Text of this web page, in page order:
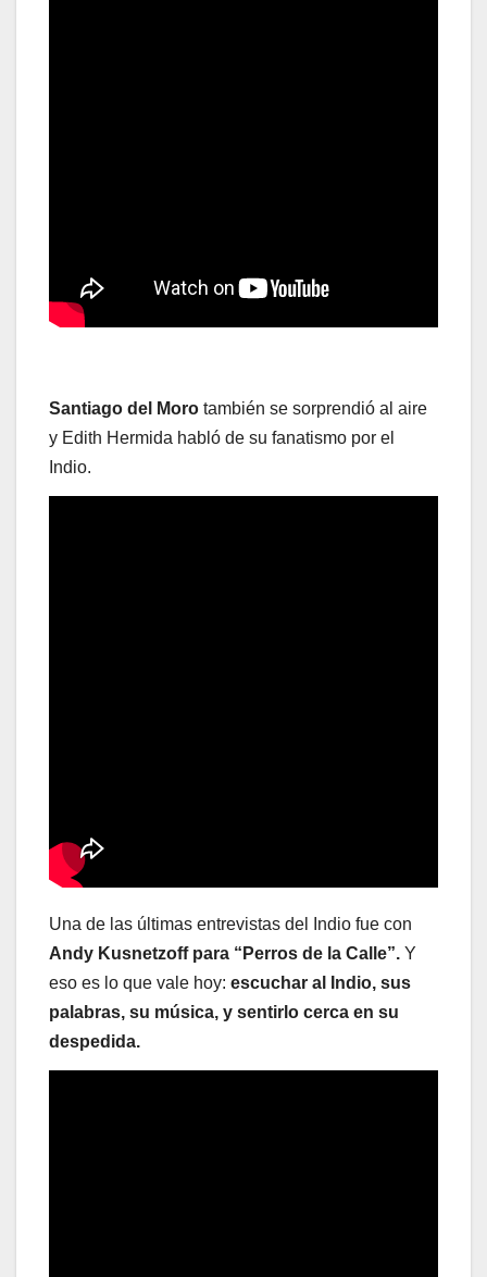
Santiago del Moro también se sorprendió al aire
y Edith Hermida habló de su fanatismo por el
Indio.
Una de las últimas entrevistas del Indio fue con
Andy Kusnetzoff para “Perros de la Calle”. Y
eso es lo que vale hoy: escuchar al Indio, sus
palabras, su música, y sentirlo cerca en su
despedida.